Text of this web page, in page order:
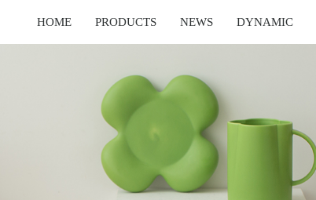
HOME PRODUCTS NEWS DYNAMIC